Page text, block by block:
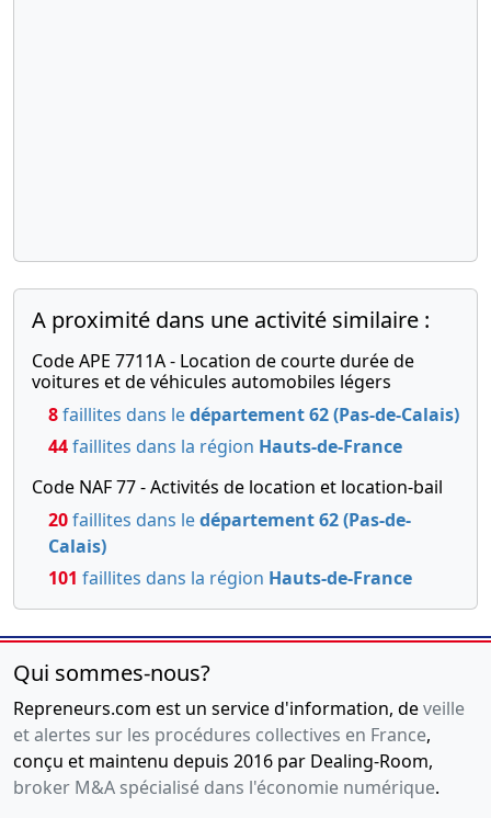
A proximité dans une activité similaire :
Code APE 7711A - Location de courte durée de
voitures et de véhicules automobiles légers
8faillites dans ledépartement 62 (Pas-de-Calais)
44faillites dans la région Hauts-de-France
Code NAF 77 - Activités de location et location-bail
20faillites dans ledépartement 62 (Pas-de-
Calais)
101 faillites dans la région Hauts-de-France
Qui sommes-nous?
Repreneurs.com est un service d'information, deveille
et alertes sur les procédures collectives en France,
conçu et maintenu depuis 2016 par Dealing-Room,
broker M&A spécialisé dans l'économie numérique.